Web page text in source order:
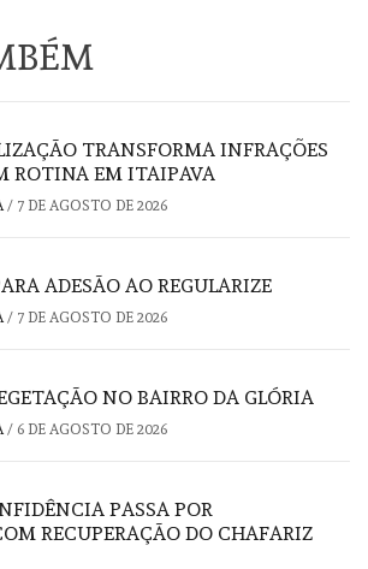
TRANSFORMA INFRAÇÕES
ROTINA EM ITAIPAVA
/ 7 DE AGOSTO DE 2026
ADESÃO AO REGULARIZE
/ 7 DE AGOSTO DE 2026
NO BAIRRO DA GLÓRIA
/ 6 DE AGOSTO DE 2026
PASSA POR
RECUPERAÇÃO DO CHAFARIZ